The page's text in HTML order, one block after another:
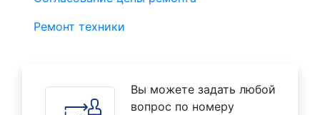
Ремонт техники
Вы можете задать любой
вопрос по номеру